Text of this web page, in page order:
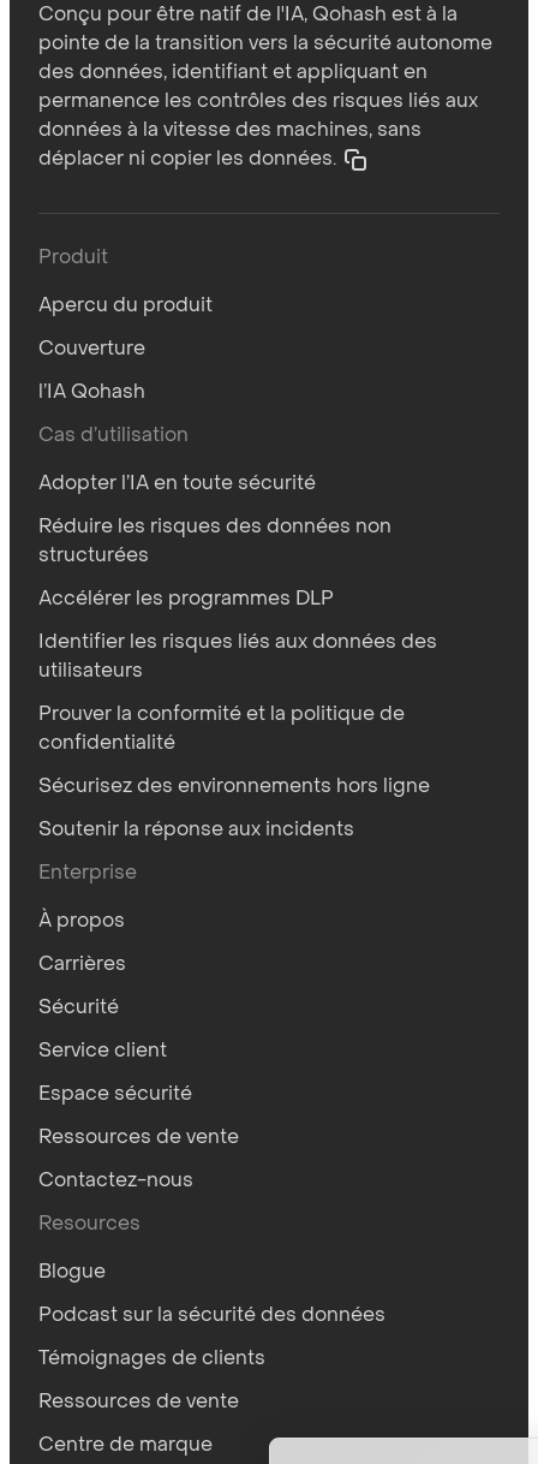
Conçu pour être natif de l'IA, Qohash est à la
pointe de la transition vers la sécurité autonome
des données, identifiant et appliquant en
permanence les contrôles des risques liés aux
données à la vitesse des machines, sans
déplacer ni copier les données.
Produit
Apercu du produit
Couverture
l’IA Qohash
Cas d’utilisation
Adopter l’IA en toute sécurité
Réduire les risques des données non
structurées
Accélérer les programmes DLP
Identifier les risques liés aux données des
utilisateurs
Prouver la conformité et la politique de
confidentialité
Sécurisez des environnements hors ligne
Soutenir la réponse aux incidents
Enterprise
À propos
Carrières
Sécurité
Service client
Espace sécurité
Ressources de vente
Contactez-nous
Resources
Blogue
Podcast sur la sécurité des données
Témoignages de clients
Ressources de vente
Centre de marque